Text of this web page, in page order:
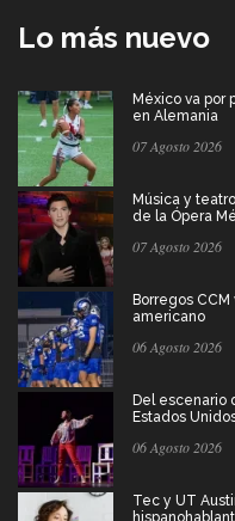
Lo más nuevo
México va por
en Alemania
07 Agosto 2026
Música y
de la Ópera
07 Agosto 2026
Borregos
americano
06 Agosto 2026
Del escenario
Estados
06 Agosto 2026
Tec y UT